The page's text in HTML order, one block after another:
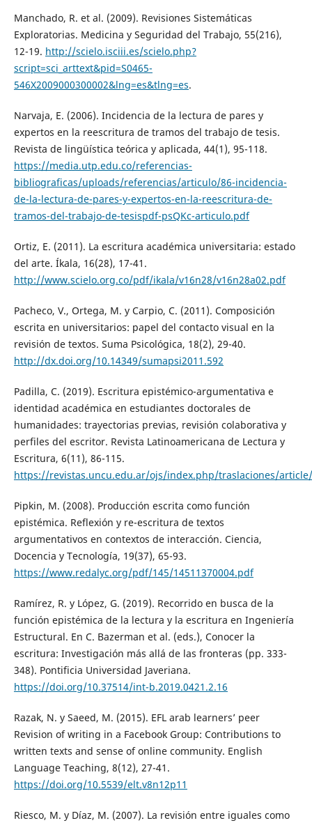
Manchado, R. et al. (2009). Revisiones Sistemáticas
Exploratorias. Medicina y Seguridad del Trabajo, 55(216),
12-19. http://scielo.isciii.es/scielo.php?
script=sci_arttext&pid=S0465-
546X2009000300002&lng=es&tlng=es.
Narvaja, E. (2006). Incidencia de la lectura de pares y
expertos en la reescritura de tramos del trabajo de tesis.
Revista de lingüística teórica y aplicada, 44(1), 95-118.
https://media.utp.edu.co/referencias-
bibliograficas/uploads/referencias/articulo/86-incidencia-
de-la-lectura-de-pares-y-expertos-en-la-reescritura-de-
tramos-del-trabajo-de-tesispdf-psQKc-articulo.pdf
Ortiz, E. (2011). La escritura académica universitaria: estado
del arte. Íkala, 16(28), 17-41.
http://www.scielo.org.co/pdf/ikala/v16n28/v16n28a02.pdf
Pacheco, V., Ortega, M. y Carpio, C. (2011). Composición
escrita en universitarios: papel del contacto visual en la
revisión de textos. Suma Psicológica, 18(2), 29-40.
http://dx.doi.org/10.14349/sumapsi2011.592
Padilla, C. (2019). Escritura epistémico-argumentativa e
identidad académica en estudiantes doctorales de
humanidades: trayectorias previas, revisión colaborativa y
perfiles del escritor. Revista Latinoamericana de Lectura y
Escritura, 6(11), 86-115.
https://revistas.uncu.edu.ar/ojs/index.php/traslaciones/
Pipkin, M. (2008). Producción escrita como función
epistémica. Reflexión y re-escritura de textos
argumentativos en contextos de interacción. Ciencia,
Docencia y Tecnología, 19(37), 65-93.
https://www.redalyc.org/pdf/145/14511370004.pdf
Ramírez, R. y López, G. (2019). Recorrido en busca de la
función epistémica de la lectura y la escritura en Ingeniería
Estructural. En C. Bazerman et al. (eds.), Conocer la
escritura: Investigación más allá de las fronteras (pp. 333-
348). Pontificia Universidad Javeriana.
https://doi.org/10.37514/int-b.2019.0421.2.16
Razak, N. y Saeed, M. (2015). EFL arab learners’ peer
Revision of writing in a Facebook Group: Contributions to
written texts and sense of online community. English
Language Teaching, 8(12), 27-41.
https://doi.org/10.5539/elt.v8n12p11
Riesco, M. y Díaz, M. (2007). La revisión entre iguales como